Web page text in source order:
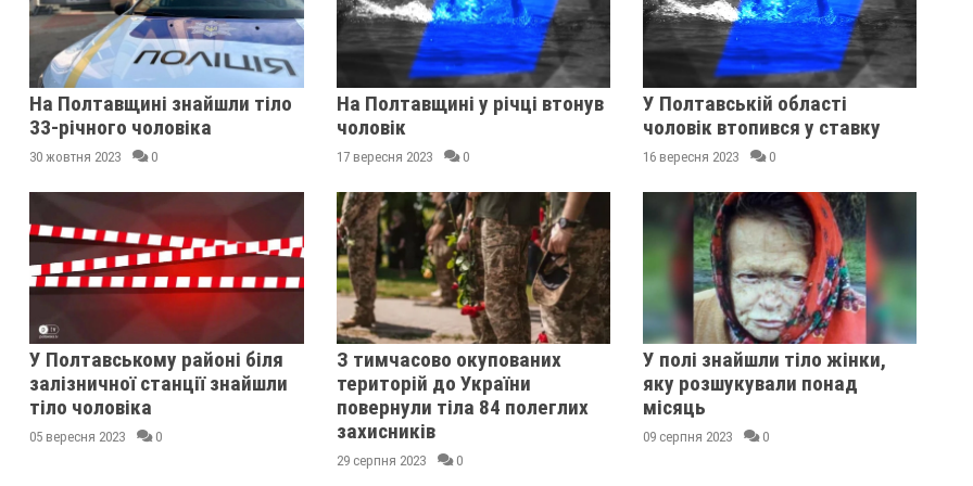
На Полтавщині знайшли тіло
33-річного чоловіка
30 жовтня 2023 0
На Полтавщині у річці втонув
чоловік
17 вересня 2023 0
У Полтавській області
чоловік втопився у ставку
16 вересня 2023 0
У Полтавському районі біля
залізничної станції знайшли
тіло чоловіка
05 вересня 2023 0
З тимчасово окупованих
територій до України
повернули тіла 84 полеглих
захисників
29 серпня 2023 0
У полі знайшли тіло жінки,
яку розшукували понад
місяць
09 серпня 2023 0